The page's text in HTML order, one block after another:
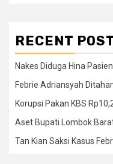
RECENT
Nakes Diduga Hina
Febrie Adriansyah
Korupsi Pakan KBS
Aset Bupati Lombok
Tan Kian Saksi Kasus